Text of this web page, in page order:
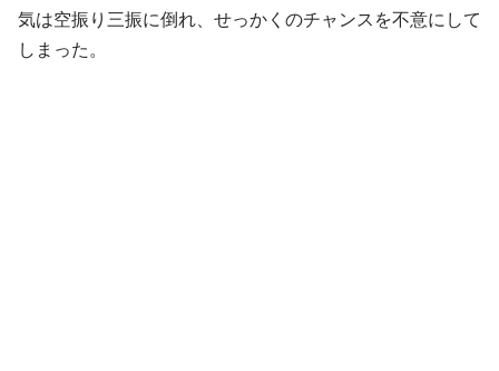
気は空振り三振に倒れ、せっかくのチャンスを不意にして
しまった。